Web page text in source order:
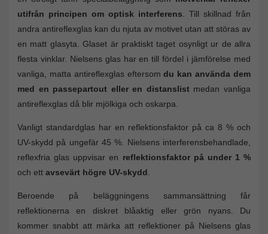
utifrån principen om optisk interferens . Till skillnad från
andra antireflexglas kan du njuta av motivet utan att störas av
en matt glasyta. Glaset är praktiskt taget osynligt ur de allra
flesta vinklar. Nielsens glas har en till fördel i jämförelse med
vanliga, matta antireflexglas eftersomdu kan använda dem
med en passepartout eller en distanslistmedan vanliga
antireflexglas då blir mjölkiga och oskarpa.
Vanligt standardglas har en reflektionsfaktor på ca 8 % och
UV-skydd på ungefär 45 %. Nielsens interferensbehandlade,
reflexfria glas uppvisar en reflektionsfaktor på under 1 %
och ett avsevärt högre UV-skydd
Beroende på beläggningens sammansättning får
reflektionerna en diskret blåaktig eller grön nyans. Du
kommer snabbt att märka att reflektioner på Nielsens glas